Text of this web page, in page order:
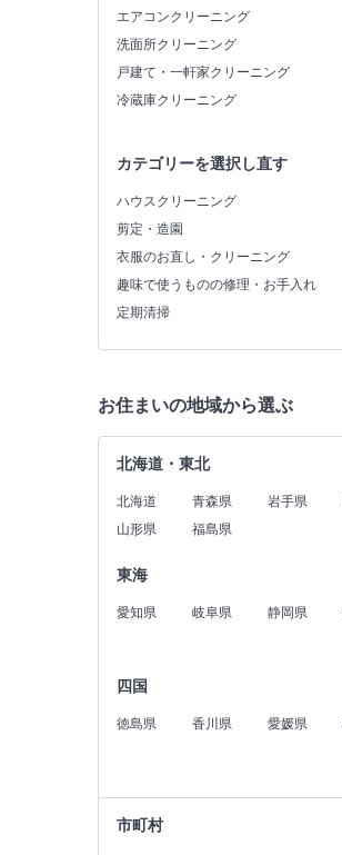
エアコンクリーニング
洗面所クリーニング
戸建て・一軒家クリーニング
冷蔵庫クリーニング
カテゴリーを選択し直す
ハウスクリーニング
剪定・造園
衣服のお直し・クリーニング
趣味で使うものの修理・お手入れ
定期清掃
お住まいの地域から選ぶ
北海道・東北
北海道 青森県 岩手県
山形県
福島県
東海
愛知県 岐阜県 静岡県
四国
徳島県 香川県 愛媛県
市町村